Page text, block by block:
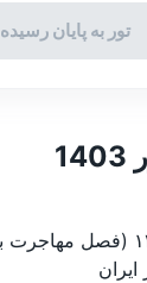
تور به پایان رسیده